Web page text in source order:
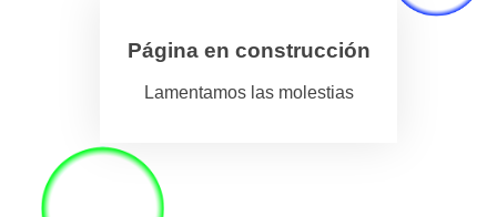
Página en construcción
Lamentamos las molestias